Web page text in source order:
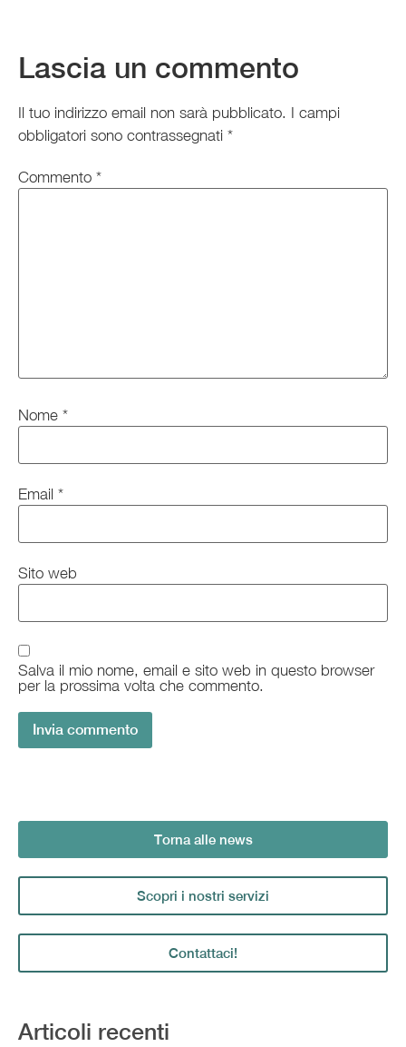
Lascia un commento
Il tuo indirizzo email non sarà pubblicato. I campi
obbligatori sono contrassegnati *
Commento *
Nome *
Email *
Sito web
Salva il mio nome, email e sito web in questo browser
per la prossima volta che commento.
Torna alle news
Scopri i nostri servizi
Contattaci!
Articoli recenti